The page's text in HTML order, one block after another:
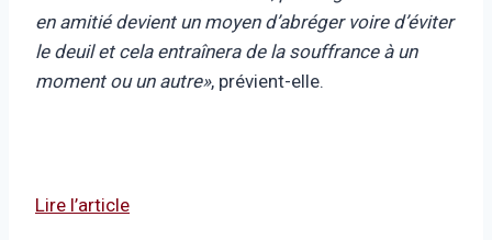
en amitié devient un moyen d’abréger voire d’éviter
le deuil et cela entraînera de la souffrance à un
moment ou un autre», prévient-elle.
Lire l’article